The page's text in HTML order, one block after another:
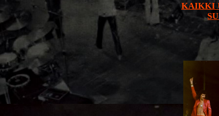
KAIKKI